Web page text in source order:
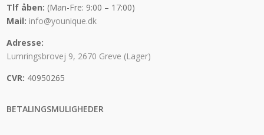
Tlf åben: (Man-Fre: 9:00 – 17:00)
Mail: info@younique.dk
Adresse:
Lumringsbrovej 9, 2670 Greve (Lager)
CVR: 40950265
BETALINGSMULIGHEDER